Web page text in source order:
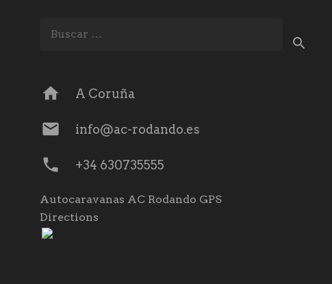
home A Coruña
mail info@ac-rodando.es
phone +34 630735555
Autocaravanas AC Rodando GPS
Directions